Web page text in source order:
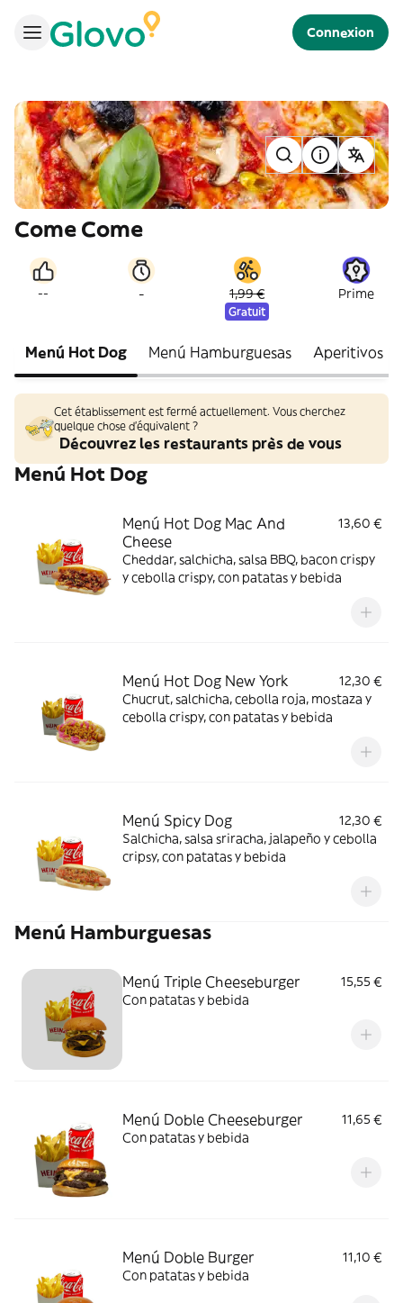
Connexion
Come Come
-- - 1,99 €
Gratuit
Prime
Menú Hot Dog Menú Hamburguesas Aperitivos
Cet établissement est fermé actuellement. Vous cherchez
quelque chose d'équivalent ?
Découvrez les restaurants près de vous
Menú Hot Dog
Menú Hot Dog Mac And
Cheese
13,60 €
Cheddar, salchicha, salsa BBQ, bacon crispy
y cebolla crispy, con patatas y bebida
Menú Hot Dog New York
12,30 €
Chucrut, salchicha, cebolla roja, mostaza y
cebolla crispy, con patatas y bebida
Menú Spicy Dog
12,30 €
Salchicha, salsa sriracha, jalapeño y cebolla
cripsy, con patatas y bebida
Menú Hamburguesas
Menú Triple Cheeseburger
15,55 €
Con patatas y bebida
Menú Doble Cheeseburger
11,65 €
Con patatas y bebida
Menú Doble Burger
11,10 €
Con patatas y bebida